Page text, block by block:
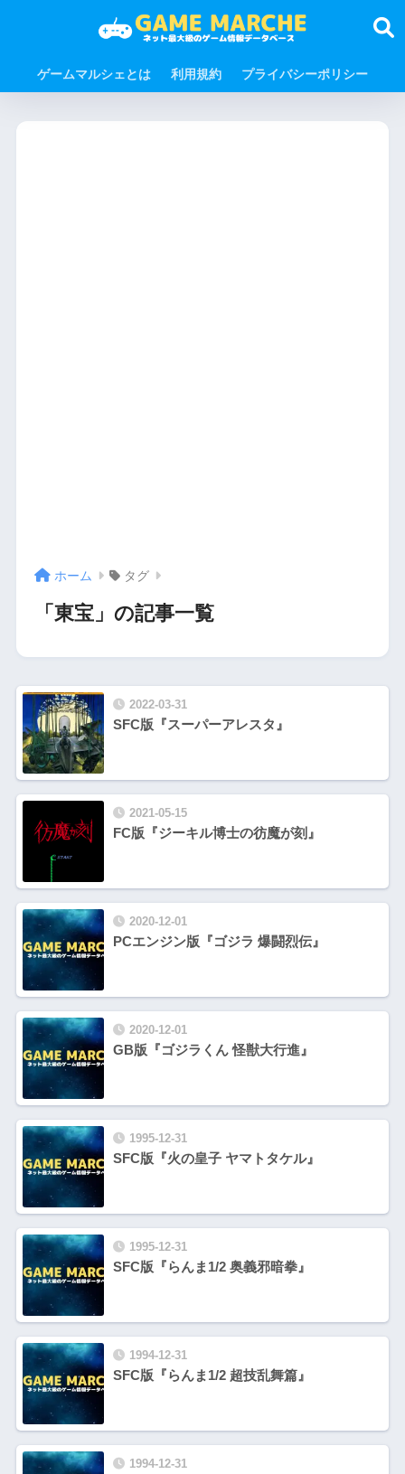
ゲームマルシェとは 利用規約 プライバシーポリシー
ホーム タグ
「東宝」の記事一覧
2022-03-31
SFC版『スーパーアレスタ』
2021-05-15
FC版『ジーキル博士の彷魔が刻』
2020-12-01
PCエンジン版『ゴジラ 爆闘烈伝』
2020-12-01
GB版『ゴジラくん 怪獣大行進』
1995-12-31
SFC版『火の皇子 ヤマトタケル』
1995-12-31
SFC版『らんま1/2 奥義邪暗拳』
1994-12-31
SFC版『らんま1/2 超技乱舞篇』
1994-12-31